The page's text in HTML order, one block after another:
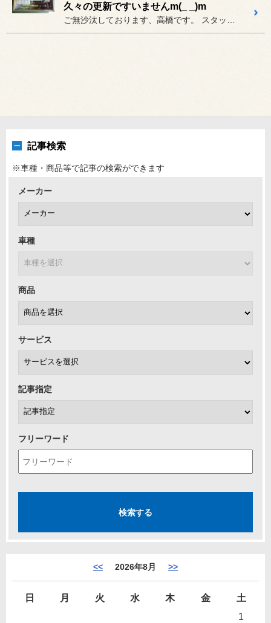
久々の更新ですいませんm(_ _)m
記事検索
※車種・商品等で記事の検索ができます
メーカー
車種
商品
サービス
記事指定
フリーワード
<< 2026年8月 >>
日 月 火 水 木 金
土
1